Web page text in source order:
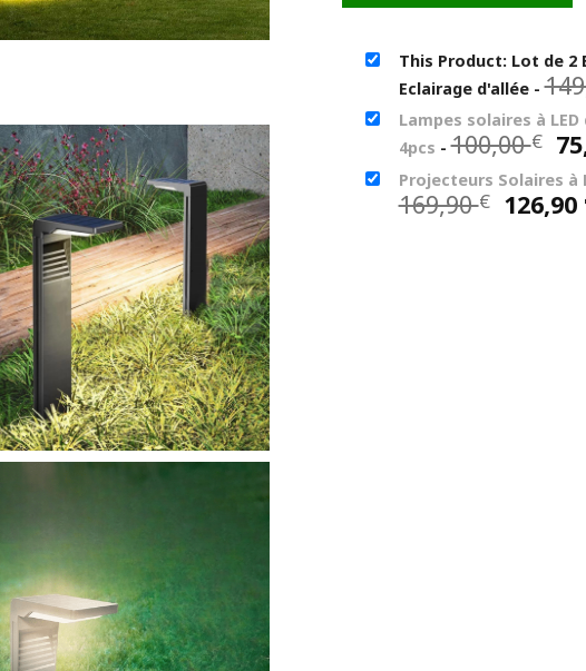
This Product: Lot de 2
Eclairage d'allée -
Lampes solaires à
4pcs -100,00€ Le
Projecteurs Solaires à
169,90€ Le
prix
126,90